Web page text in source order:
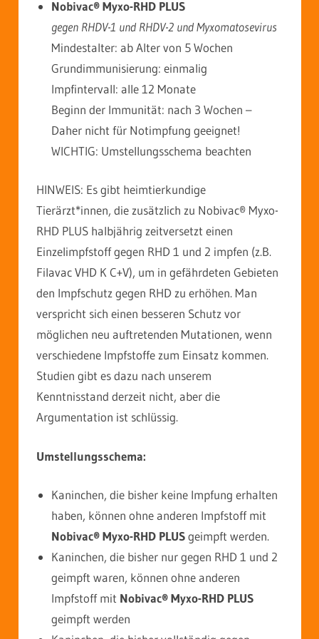
Nobivac® Myxo-RHD PLUS
gegen RHDV-1 und RHDV-2 und Myxomatosevirus
Mindestalter: ab Alter von 5 Wochen
Grundimmunisierung: einmalig
Impfintervall: alle 12 Monate
Beginn der Immunität: nach 3 Wochen –
Daher nicht für Notimpfung geeignet!
WICHTIG: Umstellungsschema beachten
HINWEIS: Es gibt heimtierkundige
Tierärzt*innen, die zusätzlich zu Nobivac® Myxo-
RHD PLUS halbjährig zeitversetzt einen
Einzelimpfstoff gegen RHD 1 und 2 impfen (z.B.
Filavac VHD K C+V), um in gefährdeten Gebieten
den Impfschutz gegen RHD zu erhöhen. Man
verspricht sich einen besseren Schutz vor
möglichen neu auftretenden Mutationen, wenn
verschiedene Impfstoffe zum Einsatz kommen.
Studien gibt es dazu nach unserem
Kenntnisstand derzeit nicht, aber die
Argumentation ist schlüssig.
Umstellungsschema:
Kaninchen, die bisher keine Impfung erhalten
haben, können ohne anderen Impfstoff mit
Nobivac® Myxo-RHD PLUSgeimpft werden.
Kaninchen, die bisher nur gegen RHD 1 und 2
geimpft waren, können ohne anderen
Impfstoff mit Nobivac® Myxo-RHD PLUS
geimpft werden